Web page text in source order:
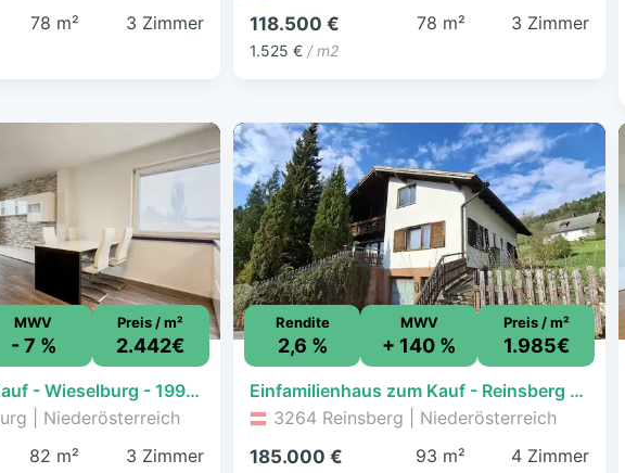
78 m² 3 Zimmer
118.500 €
1.525 €/ m2
78 m² 3 Zimmer
MWV
- 7 %
Preis / m²
2.442€
Wohnung zum Kauf - Wieselburg - 199.000 € - 3 Zimmer, 81,5 m², 4. Geschoss
| Niederösterreich
82 m² 3 Zimmer
Rendite
2,6 %
MWV
+ 140 %
Preis / m²
1.985€
Einfamilienhaus zum Kauf - Reinsberg - 185.000 € - 4 Zimmer, 93,2 m², 1.062 m² Grundstück
3264 Reinsberg | Niederösterreich
185.000 €
93 m² 4 Zimmer